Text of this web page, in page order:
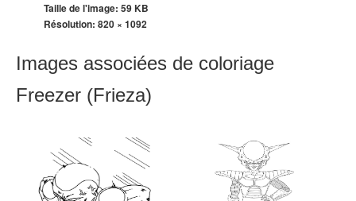
Taille de l'image: 59 KB
Résolution: 820 × 1092
Images associées de coloriage
Freezer (Frieza)